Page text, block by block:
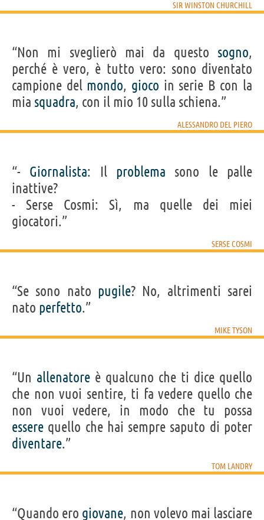
SIR WINSTON CHURCHILL
“Non mi sveglierò mai da questo sogno,
perché è vero, è tutto vero: sono diventato
campione del mondo, gioco in serie B con la
mia squadra, con il mio 10 sulla schiena.”
ALESSANDRO DEL PIERO
“- Giornalista: Il problema sono le palle
inattive?
- Serse Cosmi: Sì, ma quelle dei miei
giocatori.”
SERSE COSMI
“Se sono nato pugile? No, altrimenti sarei
nato perfetto.”
MIKE TYSON
“Un allenatore è qualcuno che ti dice quello
che non vuoi sentire, ti fa vedere quello che
non vuoi vedere, in modo che tu possa
essere quello che hai sempre saputo di poter
diventare.”
TOM LANDRY
“Quando ero giovane, non volevo mai lasciare